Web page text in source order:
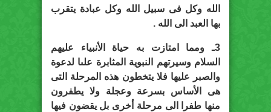
الله وكل فى سبيل الله وكل عبادة يتقرب
بها العبد الى الله .
3ـ ومما امتازت به حياة الأنبياء عليهم
السلام وسيرتهم النبوية المثابرة علىا لدعوة
والصبر عليها فلا يتخطون هذه المرحلة التى
هى الأساس بسرعة وعجلة ولا يطفرون
منها طفرا الى مرحلة أخرى بل يقضون فيها